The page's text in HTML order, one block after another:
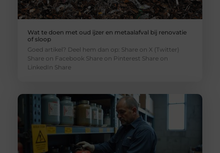
Wat te doen met oud ijzer en metaalafval bij renovatie
of sloop
Goed artikel? Deel hem dan op: Share on X (Twitter)
Share on Facebook Share on Pinterest Share on
LinkedIn Share